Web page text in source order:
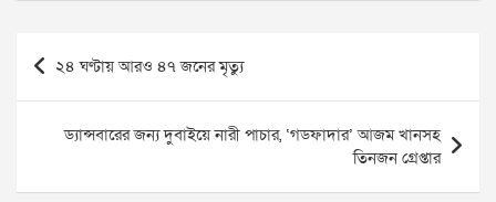
Post
navigation
২৪ ঘণ্টায় আরও ৪৭ জনের মৃত্যু
ড্যান্সবারের জন্য দুবাইয়ে নারী পাচার, ‘গডফাদার’ আজম খানসহ
তিনজন গ্রেপ্তার